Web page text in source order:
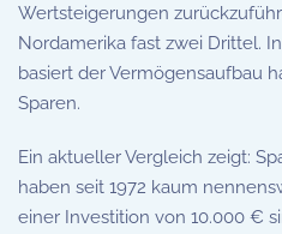
Wertsteigerungen
Nordamerika fast zwei Drittel.
basiert der Vermögensaufbau
Sparen.
Ein aktueller Vergleich zeigt:
haben seit 1972 kaum
einer Investition von 10.000 €